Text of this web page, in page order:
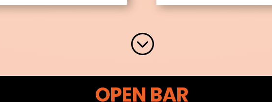
;
OPEN BAR